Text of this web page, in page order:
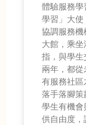
體驗服務
學習」大使
協調服務機
大館，乘
指，與學生
兩年，都
有服務社區
落手落腳
學生有機會
供自由度，